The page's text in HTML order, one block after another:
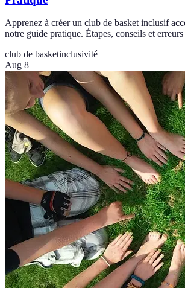
Apprenez à créer un club de basket inclusif
notre guide pratique. Étapes, conseils et
club de basketinclusivité
Aug 8